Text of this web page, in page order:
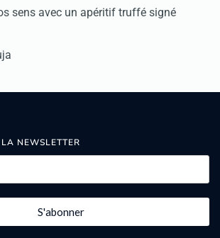
sens avec un apéritif truffé signé
NEWSLETTER
S'abonner